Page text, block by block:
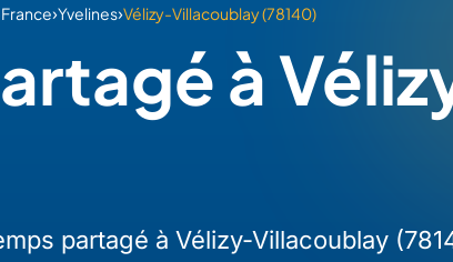
›Yvelines›Vélizy-Villacoublay (78140)
à
partagé à Vélizy-Villacoublay